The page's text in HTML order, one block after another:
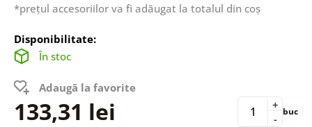
*prețul accesoriilor va fi adăugat la totalul din coș
Disponibilitate:
În stoc
Adaugă la favorite
133,31 lei -
+ buc